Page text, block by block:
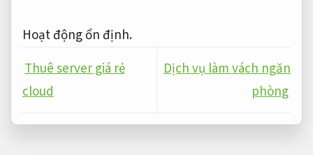
Hoạt động ổn định.
Thuê server giá rẻ
cloud
Dịch vụ làm vách ngăn
phòng